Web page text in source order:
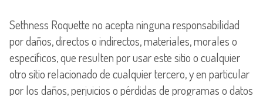
Sethness Roquette no acepta ninguna responsabilidad
por daños, directos o indirectos, materiales, morales o
específicos, que resulten por usar este sitio o cualquier
otro sitio relacionado de cualquier tercero, y en particular
por los daños, perjuicios o pérdidas de programas o datos